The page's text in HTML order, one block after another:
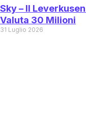
Sky – Il
Valuta 30 Milioni
31 Luglio 2026